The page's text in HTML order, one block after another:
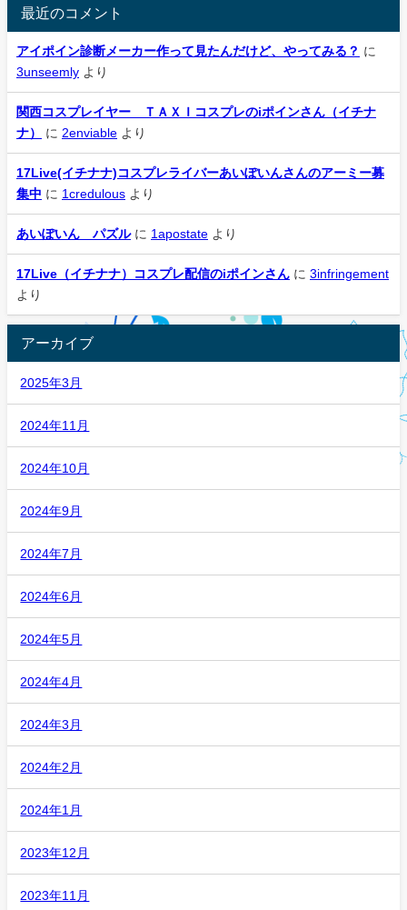
最近のコメント
アイポイン診断メーカー作って見たんだけど、やってみる？ に
3unseemly より
関西コスプレイヤー ＴＡＸＩコスプレのiポインさん（イチナ
ナ）
に 2enviable より
17Live(イチナナ)コスプレライバーあいぽいんさんのアーミー募
集中 に 1credulous より
あいぽいん パズルに 1apostate より
17Live（イチナナ）コスプレ配信のiポインさん に 3infringement
より
アーカイブ
2025年3月
2024年11月
2024年10月
2024年9月
2024年7月
2024年6月
2024年5月
2024年4月
2024年3月
2024年2月
2024年1月
2023年12月
2023年11月